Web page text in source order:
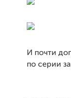
И почти
по серии